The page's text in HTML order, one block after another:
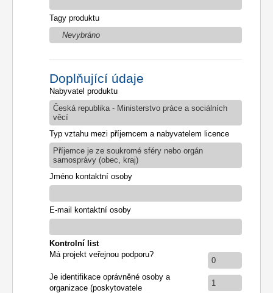
Tagy produktu
Nevybráno
Doplňující údaje
Nabyvatel produktu
Česká republika - Ministerstvo práce a sociálních
věcí
Typ vztahu mezi příjemcem a nabyvatelem licence
Příjemce je ze soukromé sféry nebo orgán
samosprávy (obec, kraj)
Jméno kontaktní osoby
E-mail kontaktní osoby
Kontrolní list
Má projekt veřejnou podporu?
0
Je identifikace oprávněné osoby a
organizace (poskytovatele
1